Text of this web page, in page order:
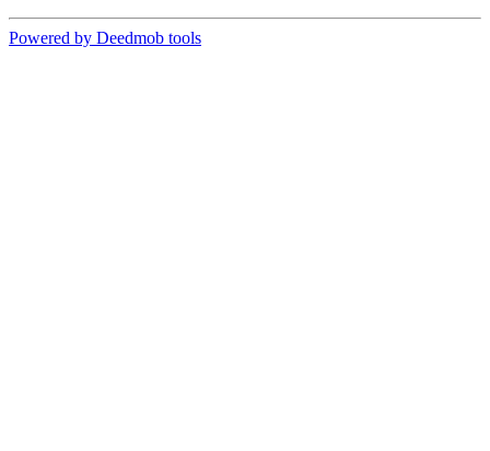
Powered by Deedmob tools